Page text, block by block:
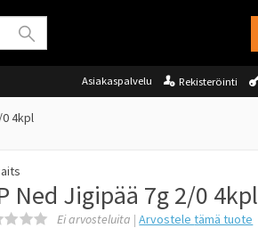
Asiakaspalvelu Rekisteröinti
4kpl
Ned Jigipää 7g 2/0 4kpl
Ei arvosteluita |Arvosteletämä tuote